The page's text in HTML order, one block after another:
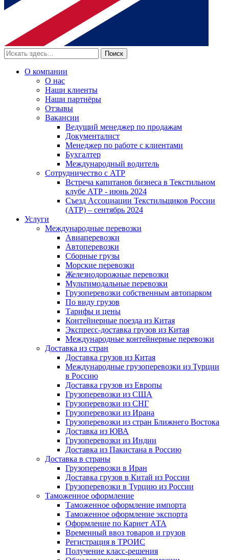
Поиск
О компании
О нас
Наши клиенты
Наши партнёры
Отзывы
Вакансии
Ведущий менеджер по продажам
Документалист
Менеджер по работе с клиентами
Бухгалтер
Международный водитель
Сотрудничество с АТР
Встреча капитанов бизнеса в Текстильном
клубе АТР - июнь 2024
Съезд Ассоциации Текстильщиков России
(АТР) – сентябрь 2024
Услуги
Международные перевозки
Авиаперевозки
Автоперевозки
Сборные грузы
Морские перевозки
Железнодорожные перевозки
Мультимодальные перевозки
Грузоперевозки собственным автопарком
По виду грузов
Тарифы и цены
Контейнерные поезда из Китая
Экспресс-доставка грузов из Китая
Международные контейнерные перевозки
Доставка из стран
Доставка грузов из Китая
Международные грузоперевозки из Турции
в Россию
Доставка грузов из Европы
Грузоперевозки из США
Грузоперевозки из СНГ
Грузоперевозки из Ирана
Грузоперевозки из стран Ближнего Востока
Доставка из ЮВА
Грузоперевозки из Индии
Доставка из Пакистана в Россию
Доставка в страны
Грузоперевозки в Иран
Доставка грузов в Китай из России
Грузоперевозки в Турцию из России
Таможенное оформление
Таможенное оформление импорта
Таможенное оформление экспорта
Оформление по Карнет АТА
Временный ввоз товаров и грузов
Регистрация в ТРОИС
Получение класс-решения